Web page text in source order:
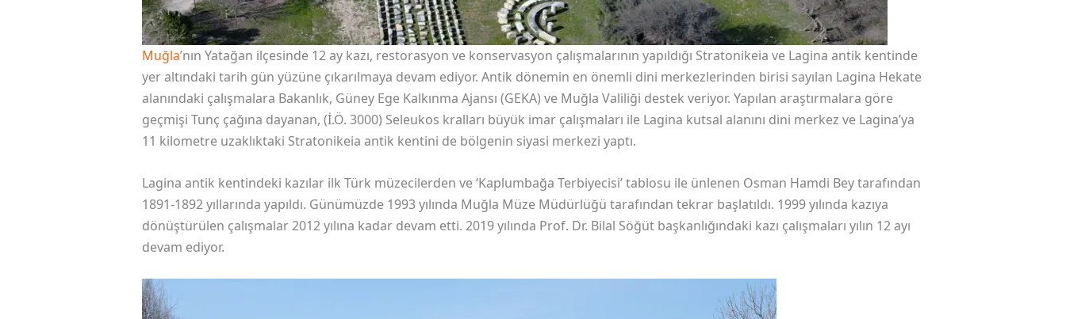
Muğla’nın Yatağan ilçesinde 12 ay kazı, restorasyon ve konservasyon çalışmalarının yapıldığı Stratonikeia ve Lagina antik kentinde
yer altındaki tarih gün yüzüne çıkarılmaya devam ediyor. Antik dönemin en önemli dini merkezlerinden birisi sayılan Lagina Hekate
alanındaki çalışmalara Bakanlık, Güney Ege Kalkınma Ajansı (GEKA) ve Muğla Valiliği destek veriyor. Yapılan araştırmalara göre
geçmişi Tunç çağına dayanan, (İ.Ö. 3000) Seleukos kralları büyük imar çalışmaları ile Lagina kutsal alanını dini merkez ve Lagina’ya
11 kilometre uzaklıktaki Stratonikeia antik kentini de bölgenin siyasi merkezi yaptı.
Lagina antik kentindeki kazılar ilk Türk müzecilerden ve ‘Kaplumbağa Terbiyecisi’ tablosu ile ünlenen Osman Hamdi Bey tarafından
1891-1892 yıllarında yapıldı. Günümüzde 1993 yılında Muğla Müze Müdürlüğü tarafından tekrar başlatıldı. 1999 yılında kazıya
dönüştürülen çalışmalar 2012 yılına kadar devam etti. 2019 yılında Prof. Dr. Bilal Söğüt başkanlığındaki kazı çalışmaları yılın 12 ayı
devam ediyor.